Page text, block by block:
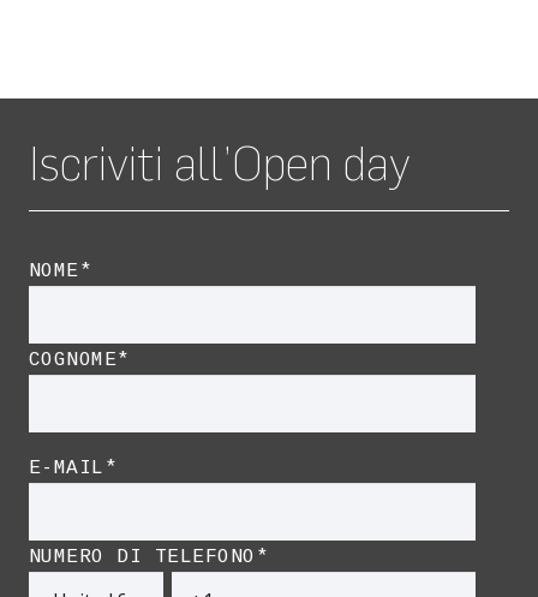
Iscriviti all’Open day
NOME*
COGNOME*
E-MAIL *
NUMERO DI TELEFONO *